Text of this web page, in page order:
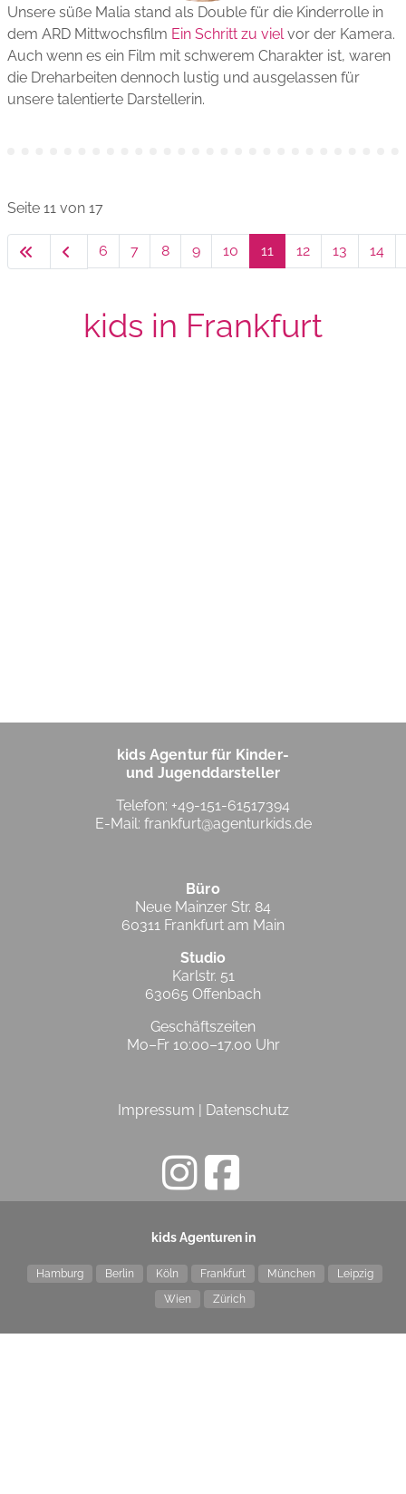
Unsere süße Malia stand als Double für die Kinderrolle in
dem ARD Mittwochsfilm Ein Schritt zu vielvor der Kamera.
Auch wenn es ein Film mit schwerem Charakter ist, waren
die Dreharbeiten dennoch lustig und ausgelassen für
unsere talentierte Darstellerin.
Seite 11 von 17
6 7 8 9 10 11 12 13 14
kids in Frankfurt
kids Agentur für Kinder-
und Jugenddarsteller
Telefon: +49-151-61517394
E-Mail: frankfurt@agenturkids.de
Büro
Neue Mainzer Str. 84
60311 Frankfurt am Main
Studio
Karlstr. 51
63065 Offenbach
Geschäftszeiten
Mo–Fr 10:00–17.00 Uhr
Impressum Datenschutz
kids Agenturen in
Hamburg Berlin Köln Frankfurt München
Leipzig
Wien
Zürich